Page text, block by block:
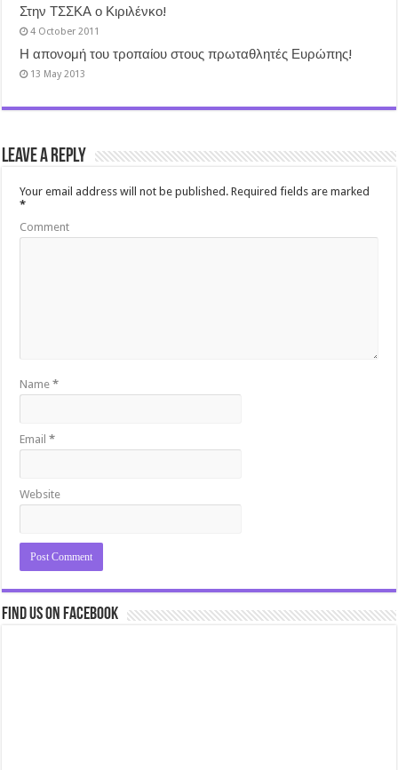
Στην ΤΣΣΚΑ ο Κιριλένκο!
4 October 2011
Η απονομή του τροπαίου στους πρωταθλητές Ευρώπης!
13 May 2013
Leave a Reply
Your email address will not be published. Required fields are marked
*
Comment
Name*
Email*
Website
Find us on Facebook